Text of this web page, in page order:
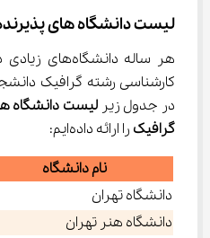
لیست دانشگاه های
هر ساله
در جدول زیر لیست دانشگاه
گرافیک را ارائه داده‌ایم:
نام دانشگاه
دانشگاه تهران
دانشگاه هنر تهران